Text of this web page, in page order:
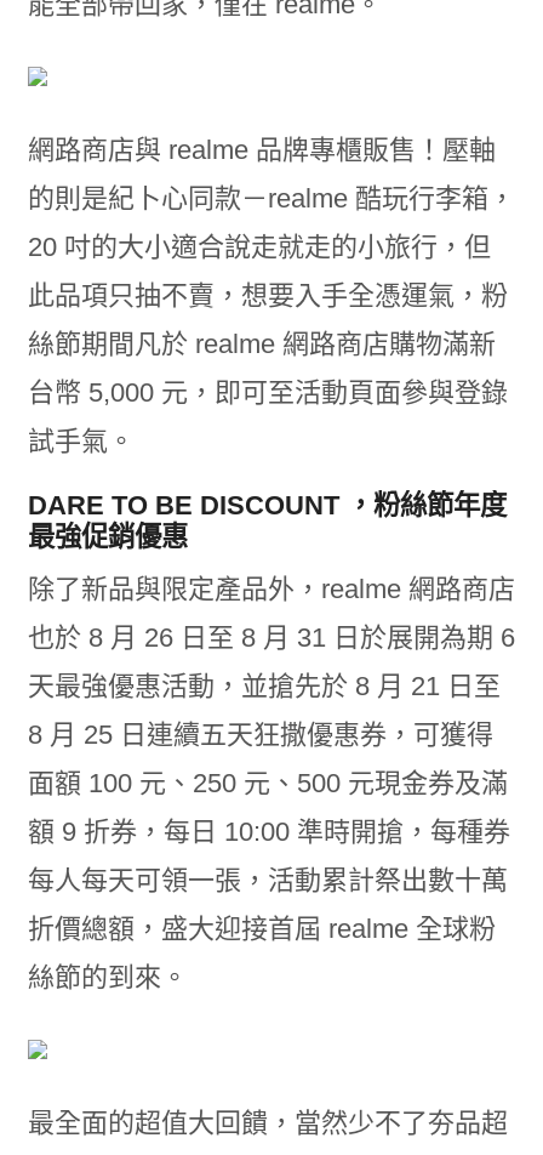
網路商店與 realme 品牌專櫃販售！壓軸
的則是紀卜心同款－realme 酷玩行李箱，
20 吋的大小適合說走就走的小旅行，但
此品項只抽不賣，想要入手全憑運氣，粉
絲節期間凡於 realme 網路商店購物滿新
台幣 5,000 元，即可至活動頁面參與登錄
試手氣。
DARE TO BE DISCOUNT ，粉絲節年度
最強促銷優惠
除了新品與限定產品外，realme 網路商店
也於 8 月 26 日至 8 月 31 日於展開為期 6
天最強優惠活動，並搶先於 8 月 21 日至
8 月 25 日連續五天狂撒優惠券，可獲得
面額 100 元、250 元、500 元現金券及滿
額 9 折券，每日 10:00 準時開搶，每種券
每人每天可領一張，活動累計祭出數十萬
折價總額，盛大迎接首屆 realme 全球粉
絲節的到來。
最全面的超值大回饋，當然少不了夯品超